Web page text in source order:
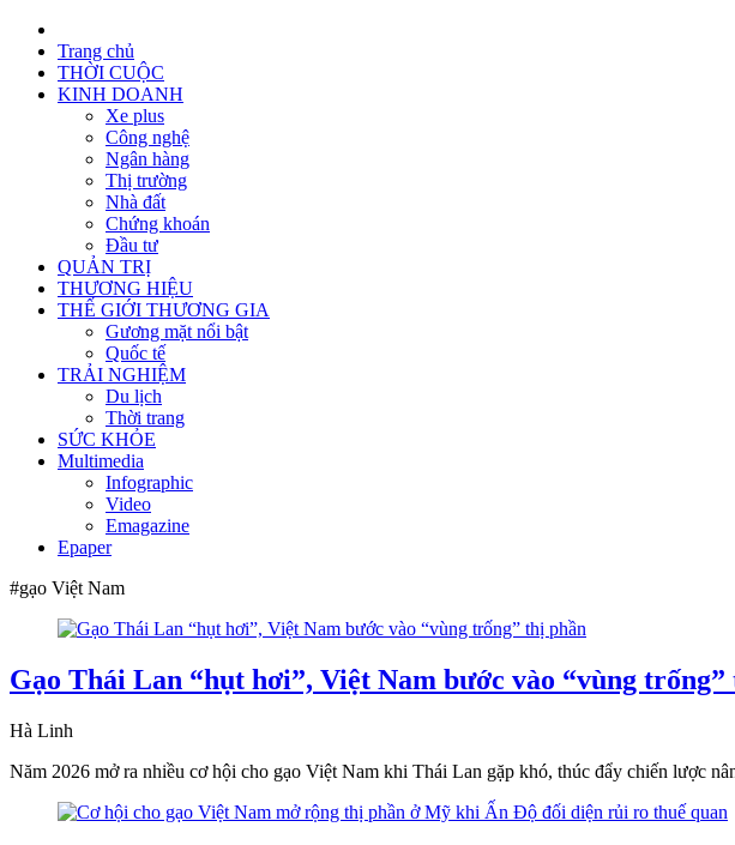
Trang chủ
THỜI CUỘC
KINH DOANH
Xe plus
Công nghệ
Ngân hàng
Thị trường
Nhà đất
Chứng khoán
Đầu tư
QUẢN TRỊ
THƯƠNG HIỆU
THẾ GIỚI THƯƠNG GIA
Gương mặt nổi bật
Quốc tế
TRẢI NGHIỆM
Du lịch
Thời trang
SỨC KHỎE
Multimedia
Infographic
Video
Emagazine
Epaper
#gạo Việt Nam
Gạo Thái Lan “hụt hơi”, Việt Nam bước vào “vùng trống”
Hà Linh
Năm 2026 mở ra nhiều cơ hội cho gạo Việt Nam khi Thái Lan gặp khó, thúc đẩy chiến lược